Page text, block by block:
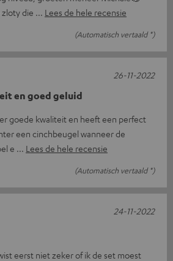
die
Lees de hele recensie
(Automatisch vertaald *)
en goed geluid
goede kwaliteit en heeft een perfect
een cinchbeugel wanneer de
e
Lees de hele recensie
(Automatisch vertaald *)
26-11-2022
eerst niet zeker of ik de set moest
24-11-2022